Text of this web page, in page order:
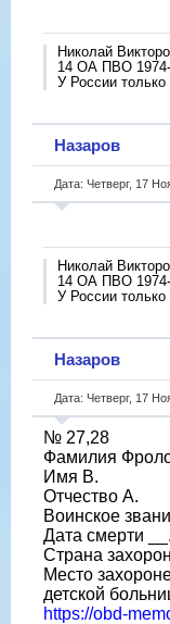
Николай
14 ОА ПВО
У России
Назаров
Дата: Четверг, 17
Николай
14 ОА ПВО
У России
Назаров
Дата: Четверг, 17
№ 27,28
Фамилия
Имя В.
Отчество А.
Воинское
Дата смерти
Страна
Место
детской
https://obd-